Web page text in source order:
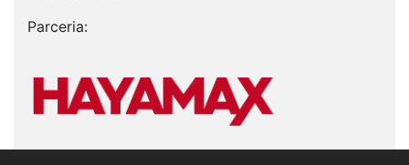
Parceria: